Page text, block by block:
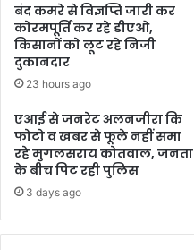
बंद कमरे से विज्ञप्ति जारी कर
कोरमपूर्ति कर रहे डीएओ,
किसानों को लूट रहे निजी
दुकानदार
23 hours ago
एआई से जनरेट अलनजीरा कि
फोटो व खबर से फूले नहीं समा
रहे मुगलसराय कोतवाल, जनता
के बीच पिट रही पुलिस
3 days ago